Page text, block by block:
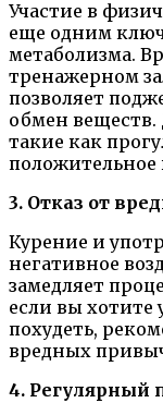
Участие в
еще одним
метаболизма.
тренажерном
позволяет
обмен
такие как
положительное
3. Отказ от
Курение и
негативное
замедляет
если вы хотите
похудеть,
вредных
4. Регулярный